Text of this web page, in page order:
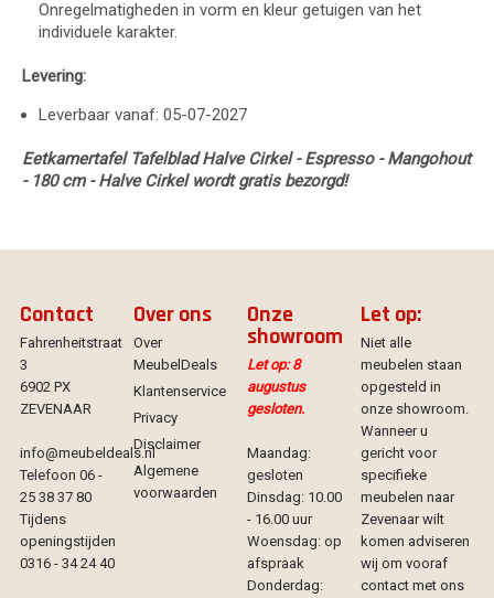
Onregelmatigheden in vorm en kleur getuigen van het
individuele karakter.
Levering:
Leverbaar vanaf: 05-07-2027
Eetkamertafel Tafelblad Halve Cirkel - Espresso - Mangohout
- 180 cm - Halve Cirkel wordt gratis bezorgd!
Contact
Fahrenheitstraat
3
6902 PX
ZEVENAAR
info@meubeldeals.nl
Telefoon 06 -
25 38 37 80
Tijdens
openingstijden
0316 - 34 24 40
Over ons
Over
MeubelDeals
Klantenservice
Privacy
Disclaimer
Algemene
voorwaarden
Onze
showroom
Let op: 8
augustus
gesloten.
Maandag:
gesloten
Dinsdag: 10.00
- 16.00 uur
Woensdag: op
afspraak
Donderdag:
Let op:
Niet alle
meubelen staan
opgesteld in
onze showroom.
Wanneer u
gericht voor
specifieke
meubelen naar
Zevenaar wilt
komen adviseren
wij om vooraf
contact met ons